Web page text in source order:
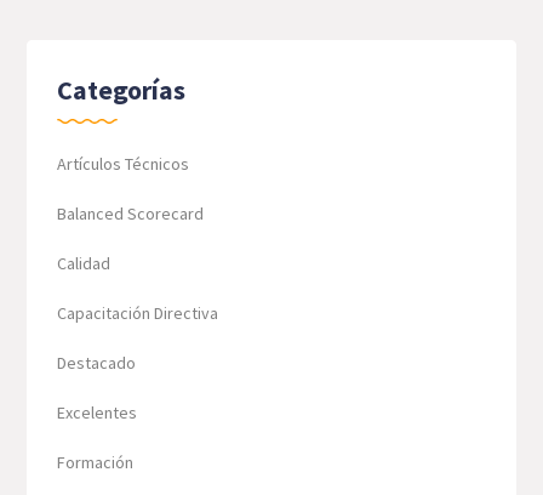
Categorías
Artículos Técnicos
Balanced Scorecard
Calidad
Capacitación Directiva
Destacado
Excelentes
Formación